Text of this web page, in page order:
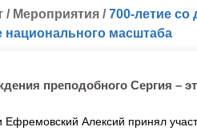
/ Мероприятия /700-летие
национального масштаба
преподобного Сергия –
Ефремовский Алексий принял